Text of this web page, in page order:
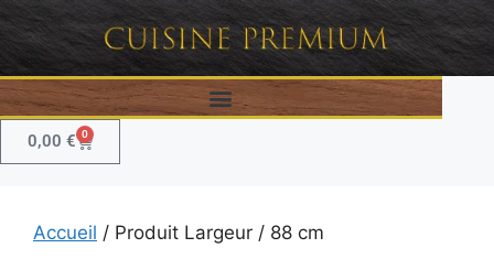
0,00 € 0
Accueil / Produit Largeur / 88 cm